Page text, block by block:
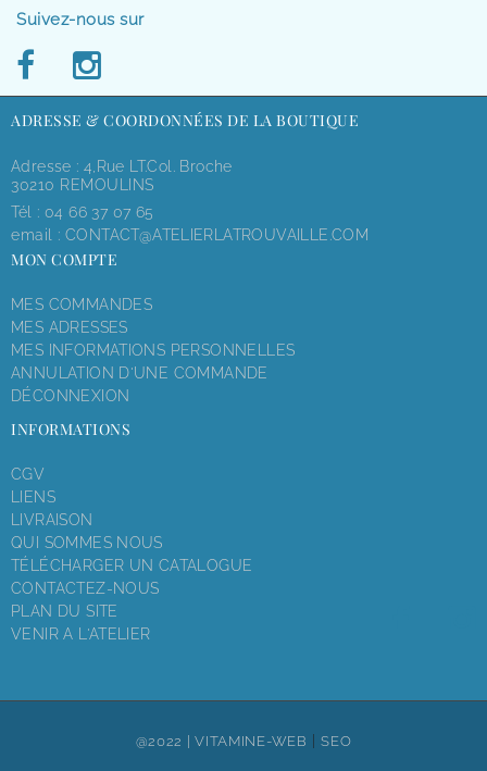
Suivez-nous sur
ADRESSE & COORDONNÉES DE LA BOUTIQUE
Adresse : 4,rue LT.Col. Broche
30210 REMOULINS
Tél : 04 66 37 07 65
email : CONTACT@ATELIERLATROUVAILLE.COM
MON COMPTE
MES COMMANDES
MES ADRESSES
MES INFORMATIONS PERSONNELLES
ANNULATION D'UNE COMMANDE
DÉCONNEXION
INFORMATIONS
CGV
LIENS
LIVRAISON
QUI SOMMES NOUS
TÉLÉCHARGER UN CATALOGUE
CONTACTEZ-NOUS
PLAN DU SITE
VENIR A L'ATELIER
@2022 |VITAMINE-WEB |SEO